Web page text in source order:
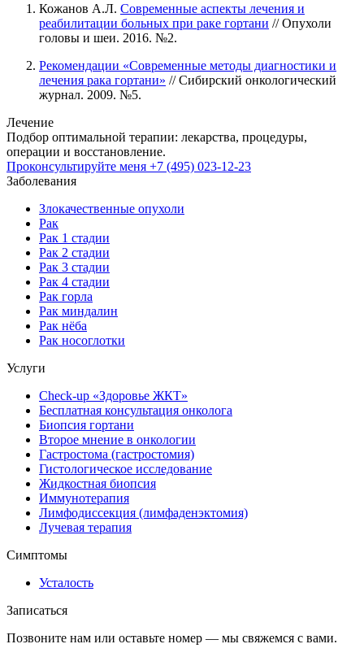
Кожанов А.Л. Современные аспекты лечения и
реабилитации больных при раке гортани // Опухоли
головы и шеи. 2016. №2.
Рекомендации «Современные методы диагностики и
лечения рака гортани» // Сибирский онкологический
журнал. 2009. №5.
Лечение
Подбор оптимальной терапии: лекарства, процедуры,
операции и восстановление.
Проконсультируйте меня +7 (495) 023-12-23
Заболевания
Злокачественные опухоли
Рак
Рак 1 стадии
Рак 2 стадии
Рак 3 стадии
Рак 4 стадии
Рак горла
Рак миндалин
Рак нёба
Рак носоглотки
Услуги
Check-up «Здоровье ЖКТ»
Бесплатная консультация онколога
Биопсия гортани
Второе мнение в онкологии
Гастростома (гастростомия)
Гистологическое исследование
Жидкостная биопсия
Иммунотерапия
Лимфодиссекция (лимфаденэктомия)
Лучевая терапия
Симптомы
Усталость
Записаться
Позвоните нам или оставьте номер — мы свяжемся с вами.